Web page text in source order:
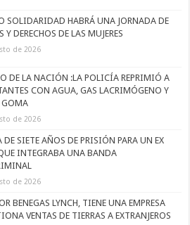
SOLIDARIDAD HABRÁ UNA JORNADA DE
Y DERECHOS DE LAS MUJERES
de 2026
DE LA NACIÓN :LA POLICÍA REPRIMIÓ A
CON AGUA, GAS LACRIMÓGENO Y
GOMA
de 2026
DE SIETE AÑOS DE PRISIÓN PARA UN EX
INTEGRABA UNA BANDA
de 2026
BENEGAS LYNCH, TIENE UNA EMPRESA
VENTAS DE TIERRAS A EXTRANJEROS